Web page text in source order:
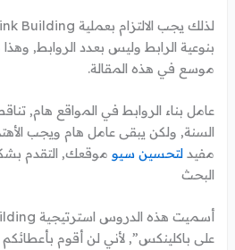
بنوعية الرابط وليس بعدد الروابط,
موسع في هذه المقالة.
عامل بناء الروابط في المواقع هام,
السنة, ولكن يبقى عامل هام ويجب
مفيدلتحسين سيو موقعك, التقدم
البحث
على باكلينكس”, لأني لن أقوم